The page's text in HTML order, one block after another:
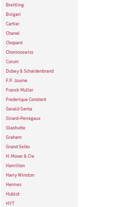
Breitling
Bvlgari
Cartier
Chanel
Chopard
Choronoswiss
Corum
Dubey & Schaldenbrand
F.P. Journe
Franck Muller
Frederique Constant
Gerald Genta
Girard-Perregaux
Glashutte
Graham
Grand Seiko
H. Moser & Cie
Hamilton
Harry Winston
Hermes
Hublot
HYT